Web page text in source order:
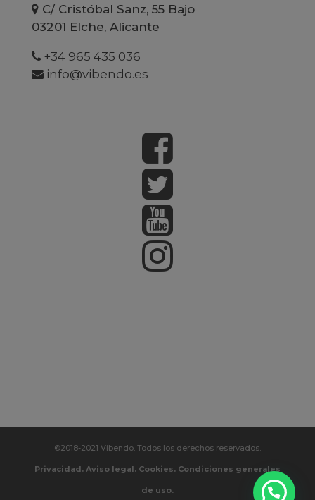
C/ Cristóbal Sanz, 55 Bajo
03201 Elche, Alicante
+34 965 435 036
info@vibendo.es
©2018-2021 Vibendo. Todos los derechos reservados.
Privacidad. Aviso legal. Cookies.Condiciones generales
de uso.